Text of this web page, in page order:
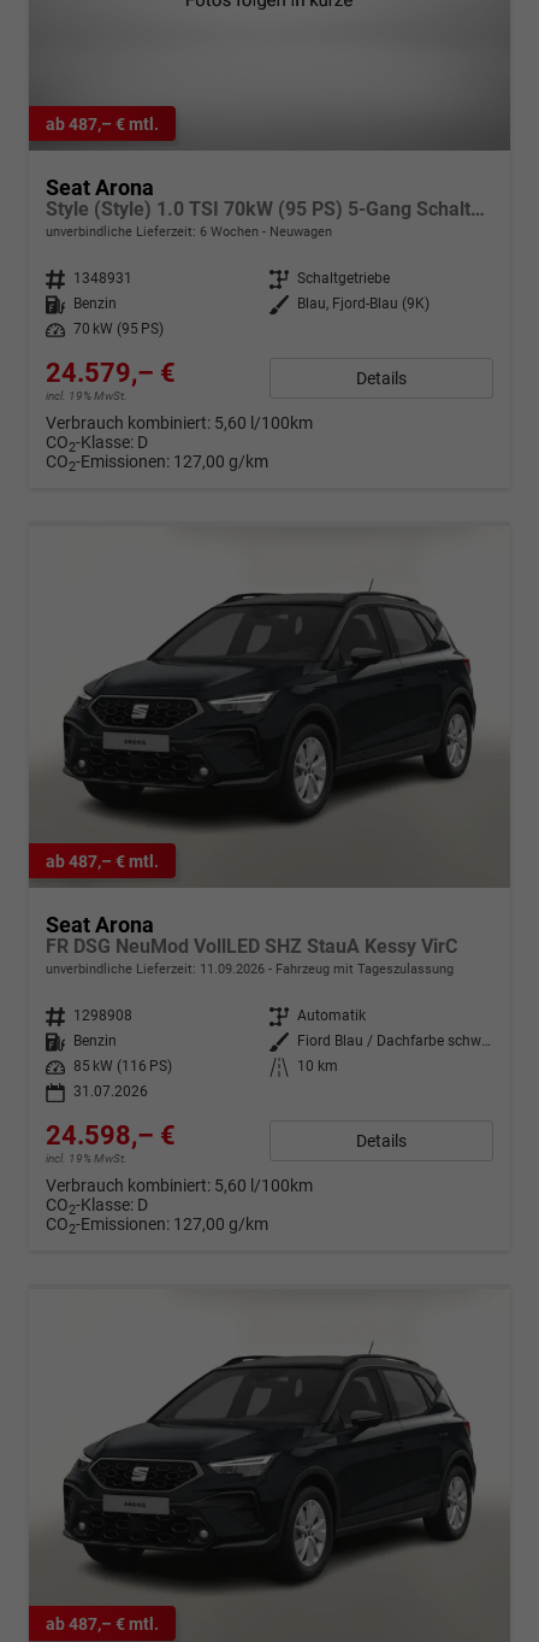
ab 487,– € mtl.
Seat Arona
Style (Style) 1.0 TSI 70kW (95 PS) 5-Gang Schaltgetriebe
unverbindliche Lieferzeit: 6 Wochen Neuwagen
Fahrzeugnr. 1348931 Getriebe Schaltgetriebe
Kraftstoff
Benzin Außenfarbe
Blau, Fjord-Blau (9K)
Leistung
70 kW (95 PS)
24.579,– €
incl. 19% MwSt.
Details
Verbrauch kombiniert: 5,60 l/100km
CO2-Klasse: D
CO2-Emissionen: 127,00 g/km
ab 487,– € mtl.
Seat Arona
FR DSG NeuMod VollLED SHZ StauA Kessy VirC
unverbindliche Lieferzeit: 11.09.2026 Fahrzeug mit Tageszulassung
Fahrzeugnr. 1298908 Getriebe Automatik
Kraftstoff
Benzin Außenfarbe
Fiord Blau / Dachfarbe schwarz
Leistung
85 kW (116 PS) Kilometerstand
10 km
31.07.2026
24.598,– €
incl. 19% MwSt.
Details
Verbrauch kombiniert: 5,60 l/100km
CO2-Klasse: D
CO2-Emissionen: 127,00 g/km
ab 487,– € mtl.